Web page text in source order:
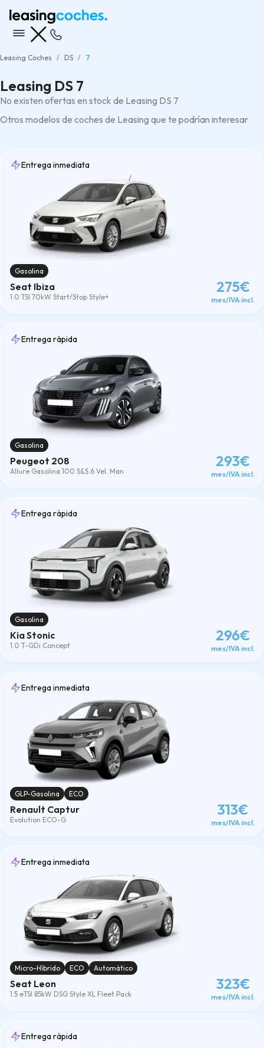
Leasing Coches DS 7
Leasing DS 7
No existen ofertas en stock de Leasing DS 7
Otros modelos de coches de Leasing que te podrían interesar
Entrega inmediata
Gasolina
Seat Ibiza
1.0 TSI 70kW Start/Stop Style+
275€
mes/IVA incl.
Entrega rápida
Gasolina
Peugeot 208
Allure Gasolina 100 S&S 6 Vel. Man
293€
mes/IVA incl.
Entrega rápida
Gasolina
Kia Stonic
1.0 T-GDi Concept
296€
mes/IVA incl.
Entrega inmediata
GLP-Gasolina ECO
Renault Captur
Evolution ECO-G
313€
mes/IVA incl.
Entrega inmediata
Micro-Híbrido ECO Automático
Seat Leon
1.5 eTSI 85kW DSG Style XL Fleet Pack
323€
mes/IVA incl.
Entrega rápida